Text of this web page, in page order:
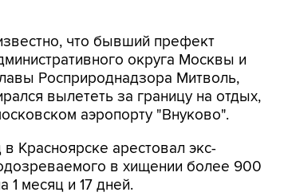
что бывший префект
округа Москвы и
Росприроднадзора Митволь,
вылететь за границу на отдых,
аэропорту "Внуково".
в Красноярске арестовал экс-
в хищении более 900
1 месяц и 17 дней.